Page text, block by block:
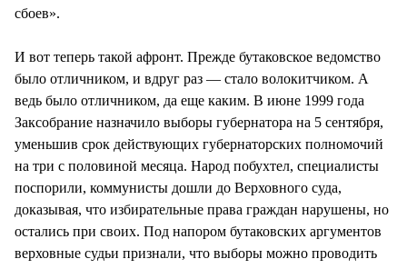
сбоев».
И вот теперь такой афронт. Прежде бутаковское ведомство
было отличником, и вдруг раз — стало волокитчиком. А
ведь было отличником, да еще каким. В июне 1999 года
Заксобрание назначило выборы губернатора на 5 сентября,
уменьшив срок действующих губернаторских полномочий
на три с половиной месяца. Народ побухтел, специалисты
поспорили, коммунисты дошли до Верховного суда,
доказывая, что избирательные права граждан нарушены, но
остались при своих. Под напором бутаковских аргументов
верховные судьи признали, что выборы можно проводить